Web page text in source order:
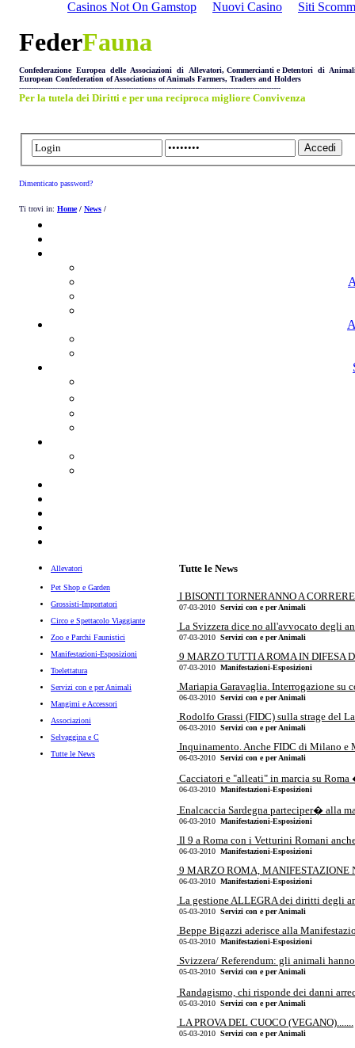
Casinos Not On Gamstop Nuovi Casino Siti
FederFauna
Confederazione Europea delle Associazioni di Allevatori, Commercianti e Detentori di
European Confederation of Associations of Animals Farmers, Traders and Holders
--------------------------------------------------------------------------------------------------------------
Per la tutela dei Diritti e per una reciproca migliore Convivenza
Dimenticato password?
Ti trovi in: Home/ News /
Allevatori
Pet Shop e Garden
Grossisti-Importatori
Circo e Spettacolo Viaggiante
Zoo e Parchi Faunistici
Manifestazioni-Esposizioni
Toelettatura
Servizi con e per Animali
Mangimi e Accessori
Associazioni
Selvaggina e C
Tutte le News
Tutte le News
I BISONTI TORNERANNO A
07-03-2010 Servizi con e per Animali
La Svizzera dice no all'avvocato degli
07-03-2010 Servizi con e per Animali
9 MARZO TUTTI A ROMA IN DIFESA
07-03-2010 Manifestazioni-Esposizioni
Mariapia Garavaglia. Interrogazione su
06-03-2010 Servizi con e per Animali
Rodolfo Grassi (FIDC) sulla strage del
06-03-2010 Servizi con e per Animali
Inquinamento. Anche FIDC di Milano e
06-03-2010 Servizi con e per Animali
Cacciatori e "alleati" in marcia su
06-03-2010 Manifestazioni-Esposizioni
Enalcaccia Sardegna parteciper� alla
06-03-2010 Manifestazioni-Esposizioni
Il 9 a Roma con i Vetturini Romani
06-03-2010 Manifestazioni-Esposizioni
9 MARZO ROMA, MANIFESTAZIONE
06-03-2010 Manifestazioni-Esposizioni
La gestione ALLEGRA dei diritti degli
05-03-2010 Servizi con e per Animali
Beppe Bigazzi aderisce alla
05-03-2010 Manifestazioni-Esposizioni
Svizzera/ Referendum: gli animali
05-03-2010 Servizi con e per Animali
Randagismo, chi risponde dei danni
05-03-2010 Servizi con e per Animali
LA PROVA DEL CUOCO (VEGANO).......
05-03-2010 Servizi con e per Animali